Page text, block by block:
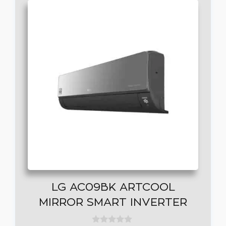
LG AC09BK ARTCOOL
MIRROR SMART INVERTER